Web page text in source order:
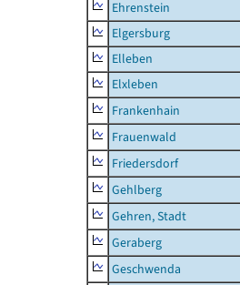
Ehrenstein
Elgersburg
Elleben
Elxleben
Frankenhain
Frauenwald
Friedersdorf
Gehlberg
Gehren, Stadt
Geraberg
Geschwenda